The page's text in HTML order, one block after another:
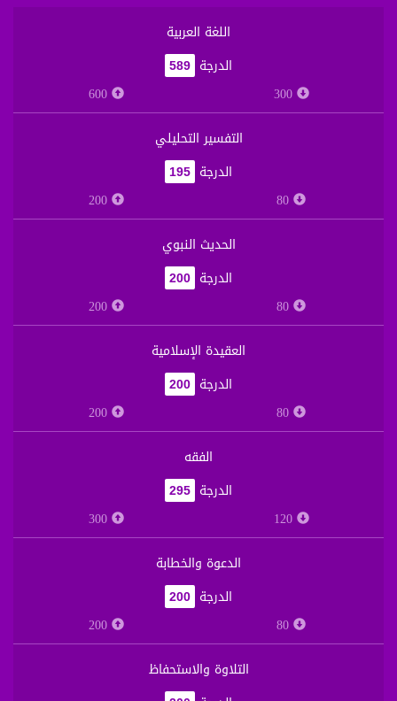
اللغة العربية
الدرجة
589
300
600
التفسير التحليلي
الدرجة
195
200
الحديث النبوي
الدرجة
200
200
العقيدة الإسلامية
الدرجة
200
200
الفقه
الدرجة
295
120
300
الدعوة والخطابة
الدرجة
200
200
التلاوة والاستحفاظ